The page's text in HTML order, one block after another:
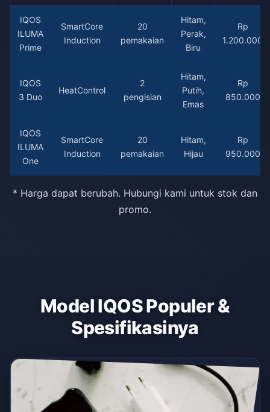
IQOS
ILUMA
Prime
SmartCore
Induction
20
pemakaian
Hitam,
Perak,
Biru
Rp
1.200.000
IQOS
3 Duo
HeatControl
2
pengisian
Hitam,
Putih,
Emas
Rp
850.000
IQOS
ILUMA
One
SmartCore
Induction
20
pemakaian
Hitam,
Hijau
Rp
950.000
* Harga dapat berubah. Hubungi kami untuk stok dan
promo.
Model IQOS Populer &
Spesifikasinya